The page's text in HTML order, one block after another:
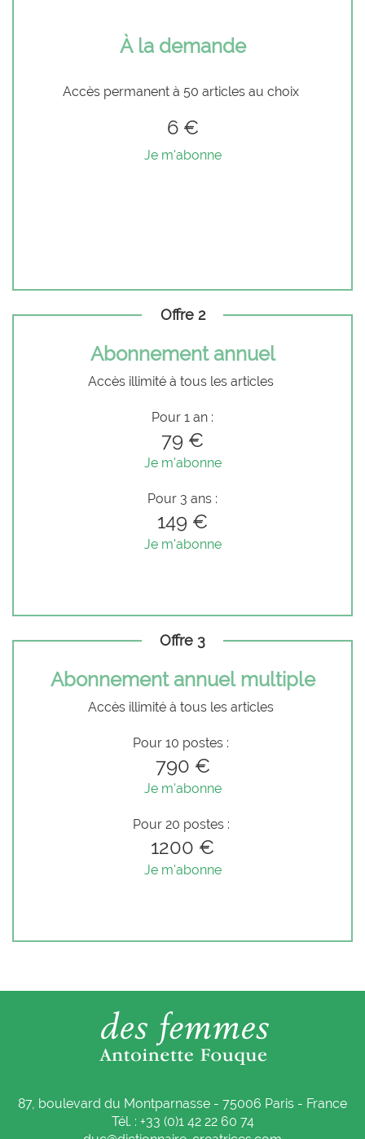
À la demande
Accès permanent à 50 articles au choix
6 €
Je m'abonne
Offre 2
Abonnement annuel
Accès illimité à tous les articles
Pour 1 an :
79 €
Je m'abonne
Pour 3 ans :
149 €
Je m'abonne
Offre 3
Abonnement annuel multiple
Accès illimité à tous les articles
Pour 10 postes :
790 €
Je m'abonne
Pour 20 postes :
1200 €
Je m'abonne
87, boulevard du Montparnasse - 75006 Paris - France
Tél. : +33 (0)1 42 22 60 74